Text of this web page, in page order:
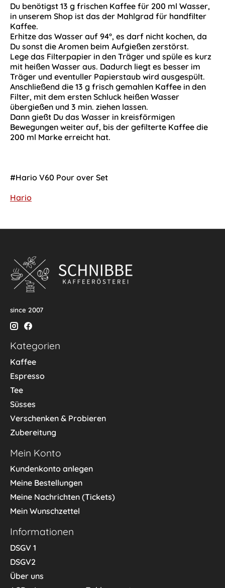
Du benötigst 13 g frischen Kaffee für 200 ml Wasser,
in unserem Shop ist das der Mahlgrad für handfilter
Kaffee.
Erhitze das Wasser auf 94°, es darf nicht kochen, da
Du sonst die Aromen beim Aufgießen zerstörst.
Lege das Filterpapier in den Träger und spüle es kurz
mit heißen Wasser aus. Dadurch liegt es besser im
Träger und eventuller Papierstaub wird ausgespült.
Anschließend die 13 g frisch gemahlen Kaffee in den
Filter, mit dem ersten Schluck heißen Wasser
übergießen und 3 min. ziehen lassen.
Dann gießt Du das Wasser in kreisförmigen
Bewegungen weiter auf, bis der gefilterte Kaffee die
200 ml Marke erreicht hat.
#Hario V60 Pour over Set
Hario
since 2007
Kategorien
Kaffee
Espresso
Tee
Süsses
Verschenken & Probieren
Zubereitung
Mein Konto
Kundenkonto anlegen
Meine Bestellungen
Meine Nachrichten (Tickets)
Mein Wunschzettel
Informationen
DSGV 1
DSGV2
Über uns